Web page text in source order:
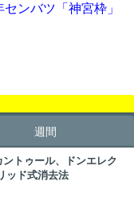
ンバツ「神宮枠」
週間
ントゥール、ドンエレク
ッド式消去法